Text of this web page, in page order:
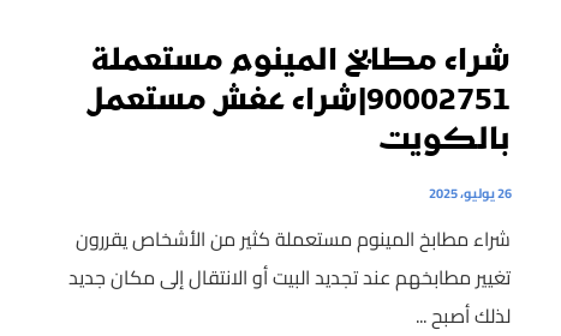
شراء مطابخ المينوم مستعملة
90002751|شراء عفش مستعمل
بالكويت
26 يوليو، 2025
شراء مطابخ المينوم مستعملة كثير من الأشخاص يقررون
تغيير مطابخهم عند تجديد البيت أو الانتقال إلى مكان جديد
لذلك أصبح ...